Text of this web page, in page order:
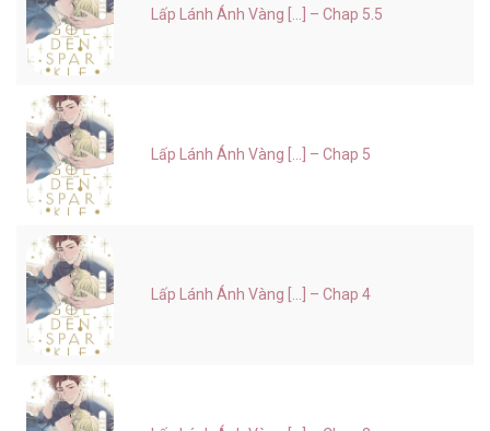
Lấp Lánh Ánh Vàng [...] – Chap 5.5
Lấp Lánh Ánh Vàng [...] – Chap 5
Lấp Lánh Ánh Vàng [...] – Chap 4